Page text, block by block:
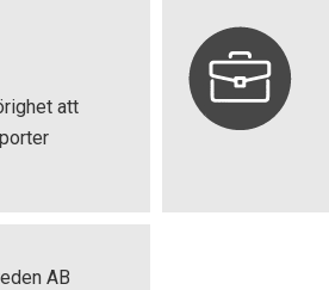
att
AB